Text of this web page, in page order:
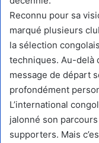
Reconnu pour sa
marqué plusieurs
la sélection
techniques. Au-delà
message de départ
profondément
L’international
jalonné son
supporters. Mais